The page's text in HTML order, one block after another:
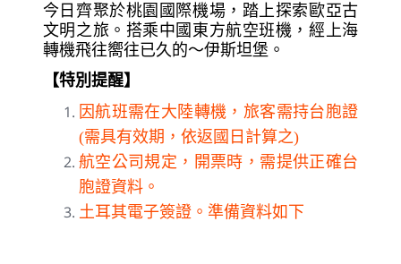
今日齊聚於桃園國際機場，踏上探索歐亞古
文明之旅。搭乘中國東方航空班機，經上海
轉機飛往嚮往已久的～伊斯坦堡。
【特別提醒】
因航班需在大陸轉機，旅客需持台胞證
(需具有效期，依返國日計算之)
航空公司規定，開票時，需提供正確台
胞證資料。
土耳其電子簽證。準備資料如下